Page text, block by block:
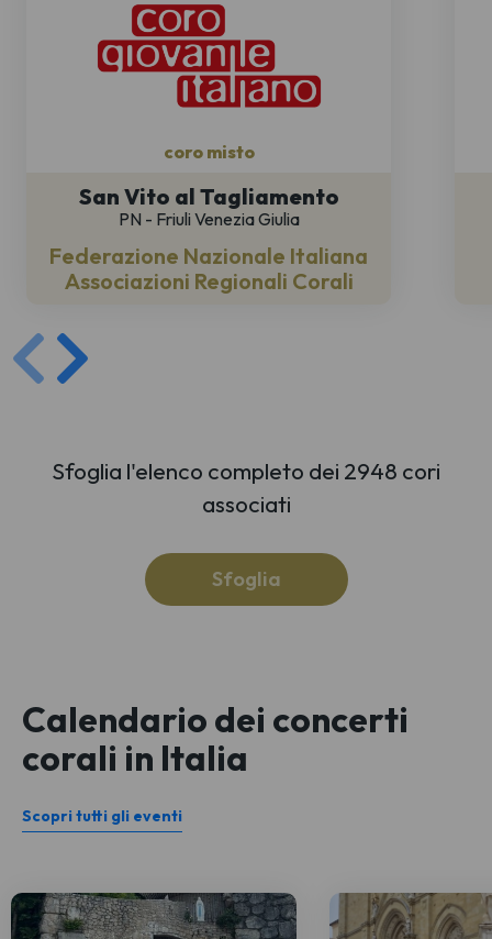
coro misto
San Vito al Tagliamento
PN - Friuli Venezia Giulia
Federazione Nazionale Italiana
Associazioni Regionali Corali
Sfoglia l'elenco completo dei 2948 cori
associati
Sfoglia
Calendario dei concerti
corali in Italia
Scopri tutti gli eventi